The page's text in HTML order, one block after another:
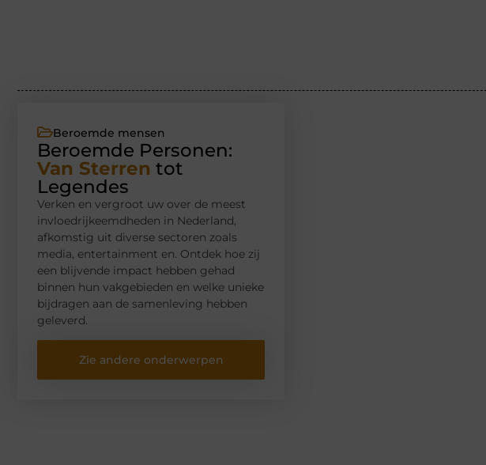
Beroemde mensen
Beroemde Personen:
Van Sterren tot
Legendes
Verken en vergroot uw over de meest
invloedrijkeemdheden in Nederland,
afkomstig uit diverse sectoren zoals
media, entertainment en. Ontdek hoe zij
een blijvende impact hebben gehad
binnen hun vakgebieden en welke unieke
bijdragen aan de samenleving hebben
geleverd.
Zie andere onderwerpen